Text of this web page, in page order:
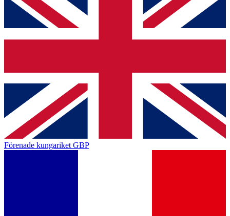
Förenade kungariket GBP